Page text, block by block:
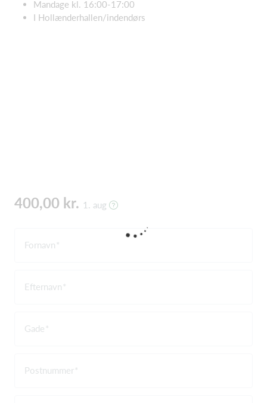
Mandage kl. 16:00-17:00
I Hollænderhallen/indendørs
400,00 kr. 1. aug
Fornavn
Efternavn
Gade
Postnummer